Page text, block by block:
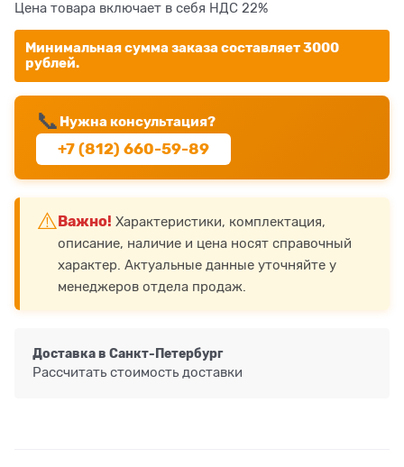
Цена товара включает в себя НДС 22%
Минимальная сумма заказа составляет 3000
рублей.
📞 Нужна консультация?
+7 (812) 660-59-89
⚠️ Важно! Характеристики, комплектация,
описание, наличие и цена носят справочный
характер. Актуальные данные уточняйте у
менеджеров отдела продаж.
Доставка в Санкт-Петербург
Рассчитать стоимость доставки